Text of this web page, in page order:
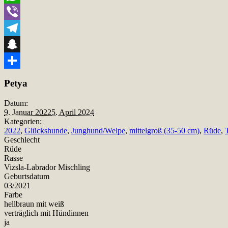
WhatsApp
Viber
Telegram
Snapchat
Petya
Datum:
9. Januar 20225. April 2024
Kategorien:
2022, Glückshunde, Junghund/Welpe, mittelgroß (35-50 cm), Rüde,
Geschlecht
Rüde
Rasse
Vizsla-Labrador Mischling
Geburtsdatum
03/2021
Farbe
hellbraun mit weiß
verträglich mit Hündinnen
ja